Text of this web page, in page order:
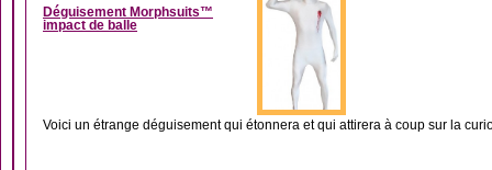
Déguisement Morphsuits™
impact de balle
Voici un étrange déguisement qui étonnera et qui attirera à coup sur la